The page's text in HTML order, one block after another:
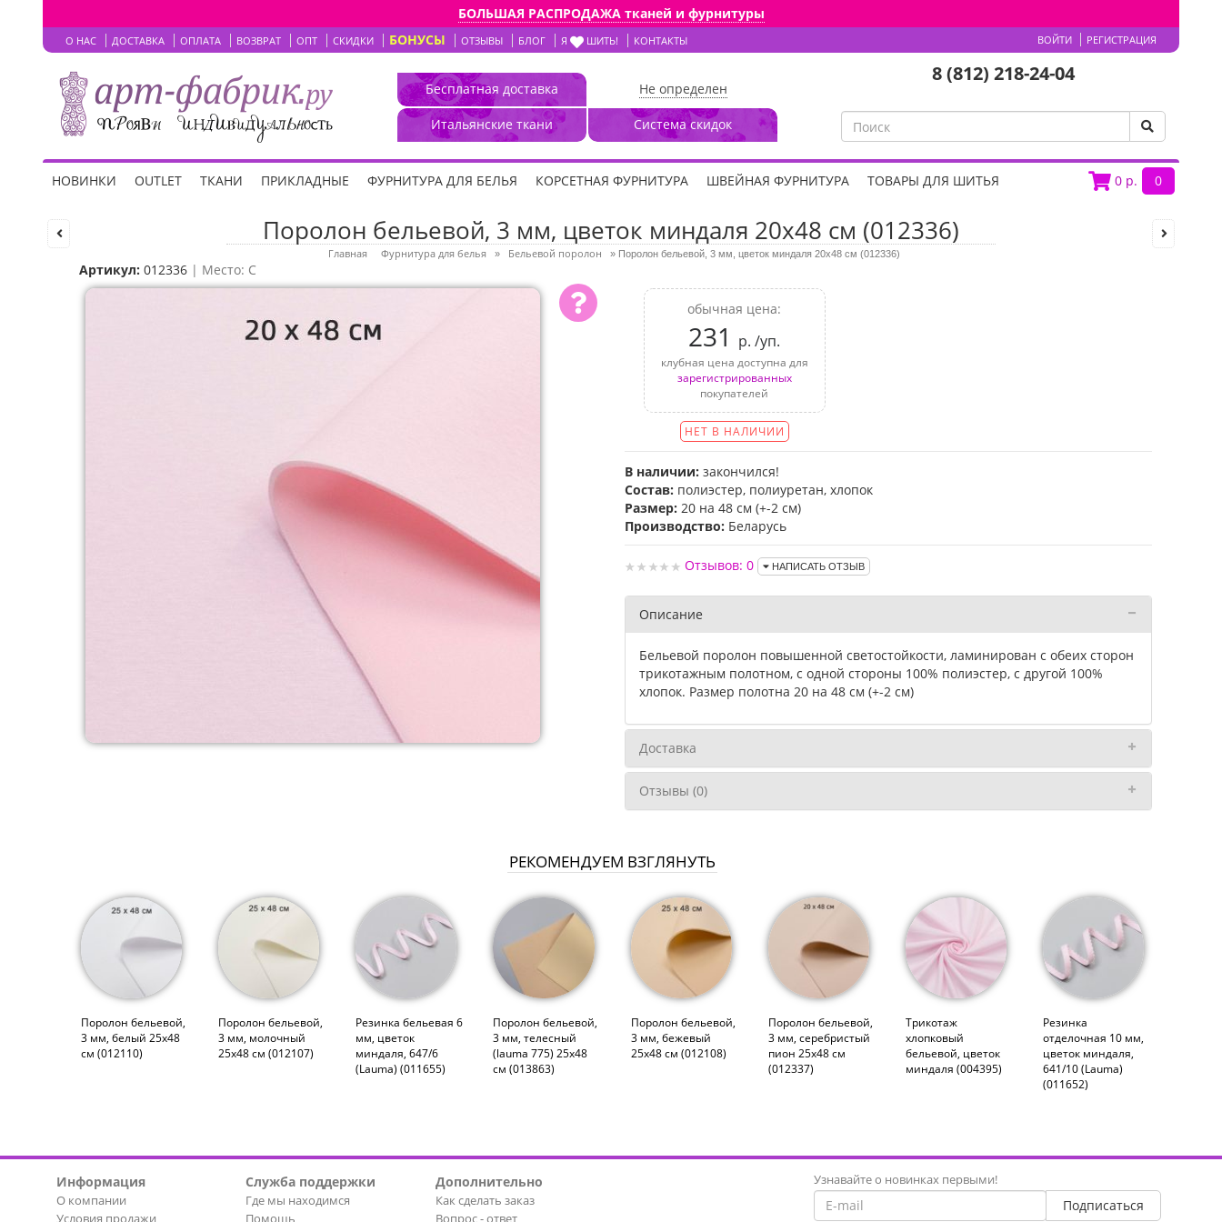
БОЛЬШАЯ РАСПРОДАЖА тканей и фурнитуры
О НАС ДОСТАВКА ОПЛАТА ВОЗВРАТ ОПТ СКИДКИ БОНУСЫ ОТЗЫВЫ БЛОГ Я ШИТЬ! КОНТАКТЫ ВОЙТИ РЕГИСТРАЦИЯ
Бесплатная доставка
Итальянские ткани
Не определен
Система скидок
8 (812) 218-24-04
0 р. 0
НОВИНКИ OUTLET ТКАНИ ПРИКЛАДНЫЕ ФУРНИТУРА ДЛЯ БЕЛЬЯ КОРСЕТНАЯ ФУРНИТУРА ШВЕЙНАЯ ФУРНИТУРА ТОВАРЫ ДЛЯ ШИТЬЯ
Поролон бельевой, 3 мм, цветок миндаля 20х48 см (012336)
Главная Фурнитура для белья » Бельевой поролон » Поролон бельевой, 3 мм, цветок миндаля 20х48 см (012336)
Артикул: 012336 | Место: C
обычная цена:
231 р. /уп.
клубная цена доступна для
зарегистрированных
покупателей
НЕТ В НАЛИЧИИ
В наличии: закончился!
Состав: полиэстер, полиуретан, хлопок
Размер: 20 на 48 см (+-2 см)
Производство: Беларусь
Отзывов: 0 НАПИСАТЬ ОТЗЫВ
Описание
Бельевой поролон повышенной светостойкости, ламинирован с обеих сторон
трикотажным полотном, с одной стороны 100% полиэстер, с другой 100%
хлопок. Размер полотна 20 на 48 см (+-2 см)
Доставка
Отзывы (0)
РЕКОМЕНДУЕМ ВЗГЛЯНУТЬ
Поролон бельевой,
3 мм, белый 25х48
см (012110)
Поролон бельевой,
3 мм, молочный
25х48 см (012107)
Резинка бельевая 6
мм, цветок
миндаля, 647/6
(Lauma) (011655)
Поролон бельевой,
3 мм, телесный
(lauma 775) 25х48
см (013863)
Поролон бельевой,
3 мм, бежевый
25х48 см (012108)
Поролон бельевой,
3 мм, серебристый
пион 25х48 см
(012337)
Трикотаж
хлопковый
бельевой, цветок
миндаля (004395)
Резинка
отделочная 10 мм,
цветок миндаля,
641/10 (Lauma)
(011652)
Информация
О компании
Условия продажи
Служба поддержки
Где мы находимся
Помощь
Дополнительно
Как сделать заказ
Вопрос - ответ
Узнавайте о новинках первыми!